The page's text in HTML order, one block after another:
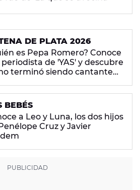
DE PLATA 2026
es Pepa Romero? Conoce
periodista de 'YAS' y descubre
terminó siendo cantante
BEBÉS
a Leo y Luna, los dos hijos
Cruz y Javier